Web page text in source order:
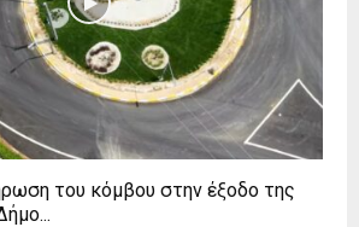
του κόμβου στην έξοδο της